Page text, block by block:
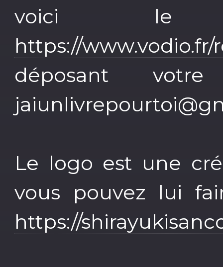
voici le
https://
déposant
Le logo est une
vous pouvez lui
https://